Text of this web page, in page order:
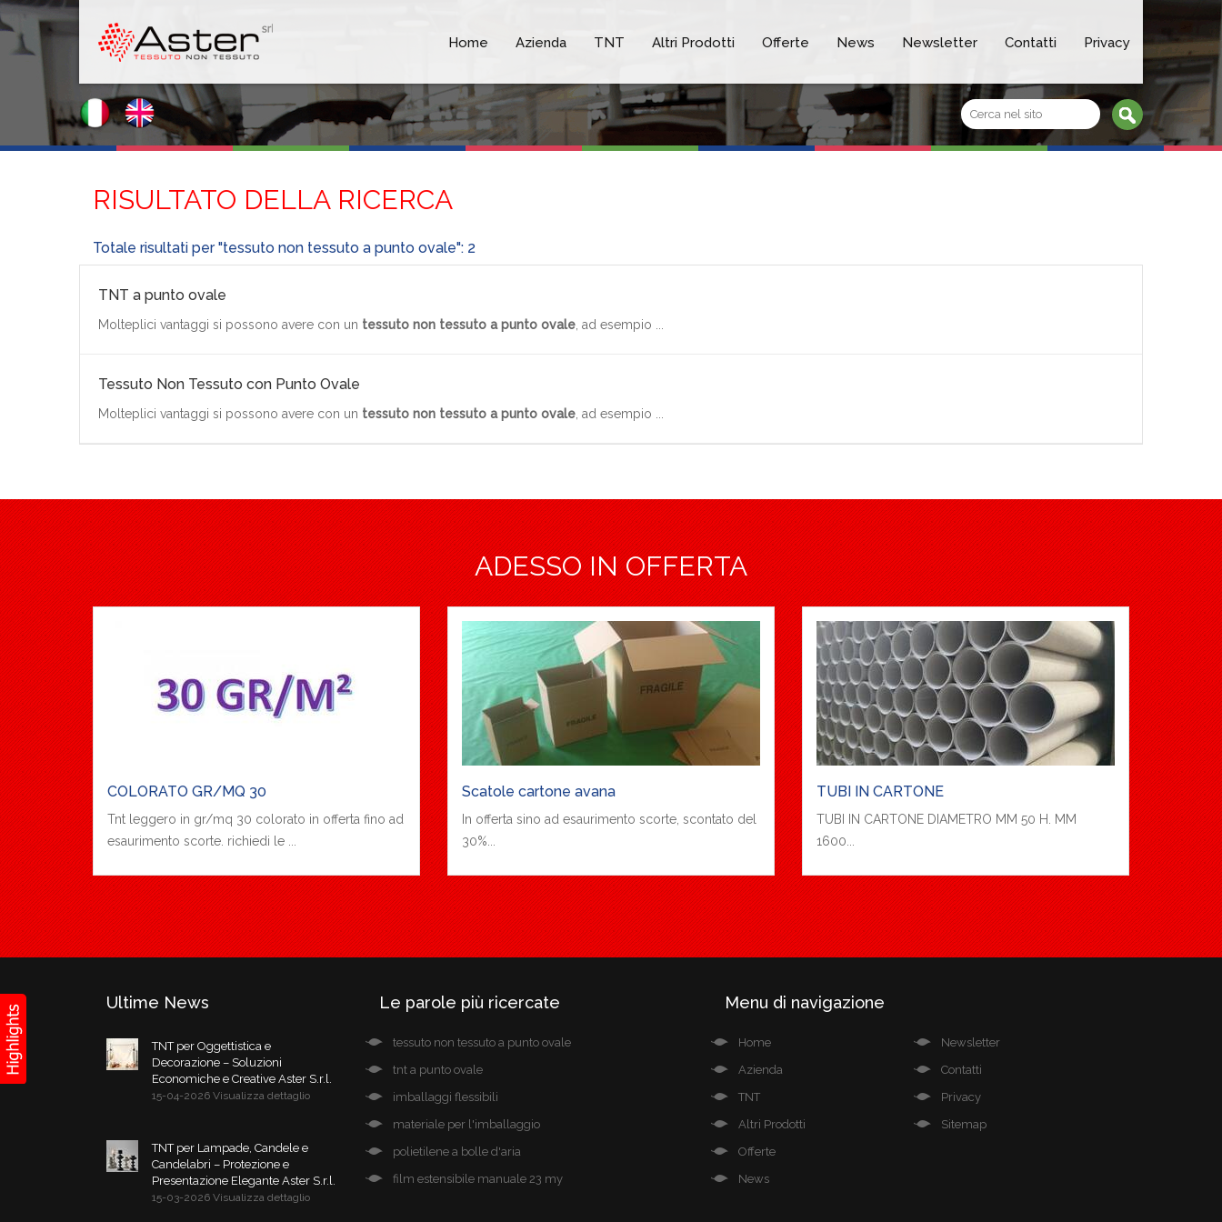
Home Azienda TNT Altri Prodotti Offerte News Newsletter Contatti Privacy
RISULTATO DELLA RICERCA
Totale risultati per "tessuto non tessuto a punto ovale": 2
TNT a punto ovale
Molteplici vantaggi si possono avere con un tessuto non tessuto a punto ovale , ad esempio ...
Tessuto Non Tessuto con Punto Ovale
Molteplici vantaggi si possono avere con un tessuto non tessuto a punto ovale , ad esempio ...
ADESSO IN OFFERTA
COLORATO GR/MQ 30
Tnt leggero in gr/mq 30 colorato in offerta fino ad
esaurimento scorte. richiedi le ...
Scatole cartone avana
In offerta sino ad esaurimento scorte, scontato del
30%...
TUBI IN CARTONE
TUBI IN CARTONE DIAMETRO MM 50 H. MM
1600...
Ultime News
TNT per Oggettistica e
Decorazione – Soluzioni
Economiche e Creative Aster S.r.l.
15-04-2026 Visualizza dettaglio
TNT per Lampade, Candele e
Candelabri – Protezione e
Presentazione Elegante Aster S.r.l.
15-03-2026 Visualizza dettaglio
Le parole più ricercate
tessuto non tessuto a punto ovale
tnt a punto ovale
imballaggi flessibili
materiale per l'imballaggio
polietilene a bolle d'aria
film estensibile manuale 23 my
Menu di navigazione
Home
Azienda
TNT
Altri Prodotti
Offerte
News
Newsletter
Contatti
Privacy
Sitemap